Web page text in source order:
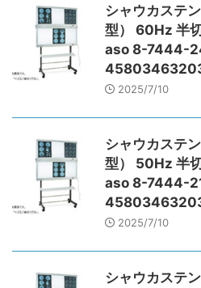
シャウカステ
型） 60Hz 半
aso 8-7444-
2025/7/10
シャウカステ
型） 50Hz 半
aso 8-7444-
2025/7/10
シャウカステ